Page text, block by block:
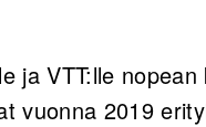
ja VTT:lle
vuonna 2019